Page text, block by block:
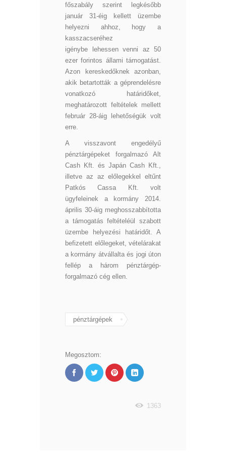
főszabály szerint legkésőbb
január 31-éig kellett üzembe
helyezni ahhoz, hogy a
kasszacseréhez
igénybe lehessen venni az 50
ezer forintos állami támogatást.
Azon kereskedőknek azonban,
akik betartották a géprendelésre
vonatkozó határidőket,
meghatározott feltételek mellett
február 28-áig lehetőségük volt
erre.
A visszavont engedélyű
pénztárgépeket forgalmazó Alt
Cash Kft. és Japán Cash Kft.,
illetve az az előlegekkel eltűnt
Patkós Cassa Kft. volt
ügyfeleinek a kormány 2014.
április 30-áig meghosszabbította
a támogatás feltételéül szabott
üzembe helyezési határidőt. A
befizetett előlegeket, vételárakat
a kormány átvállalta és jogi úton
fellép a három pénztárgép-
forgalmazó cég ellen.
pénztárgépek
Megosztom:
1363